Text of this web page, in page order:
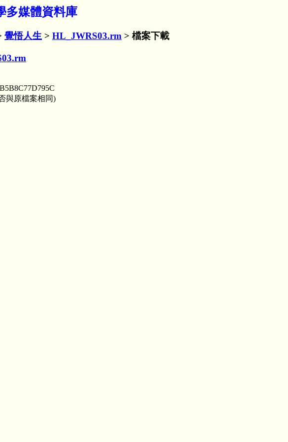
多媒體資料庫
覺悟人生 > HL_JWRS03.rm > 檔案下載
與原檔案相同)